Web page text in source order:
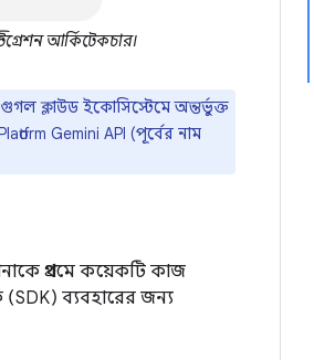
আর্কিটেকচার।
ক্লাউড ইকোসিস্টেমে অন্তর্ভুক্ত
Gemini API (পূর্বের নাম
প্রথমে কয়েকটি কাজ
(SDK) ব্যবহারের জন্য